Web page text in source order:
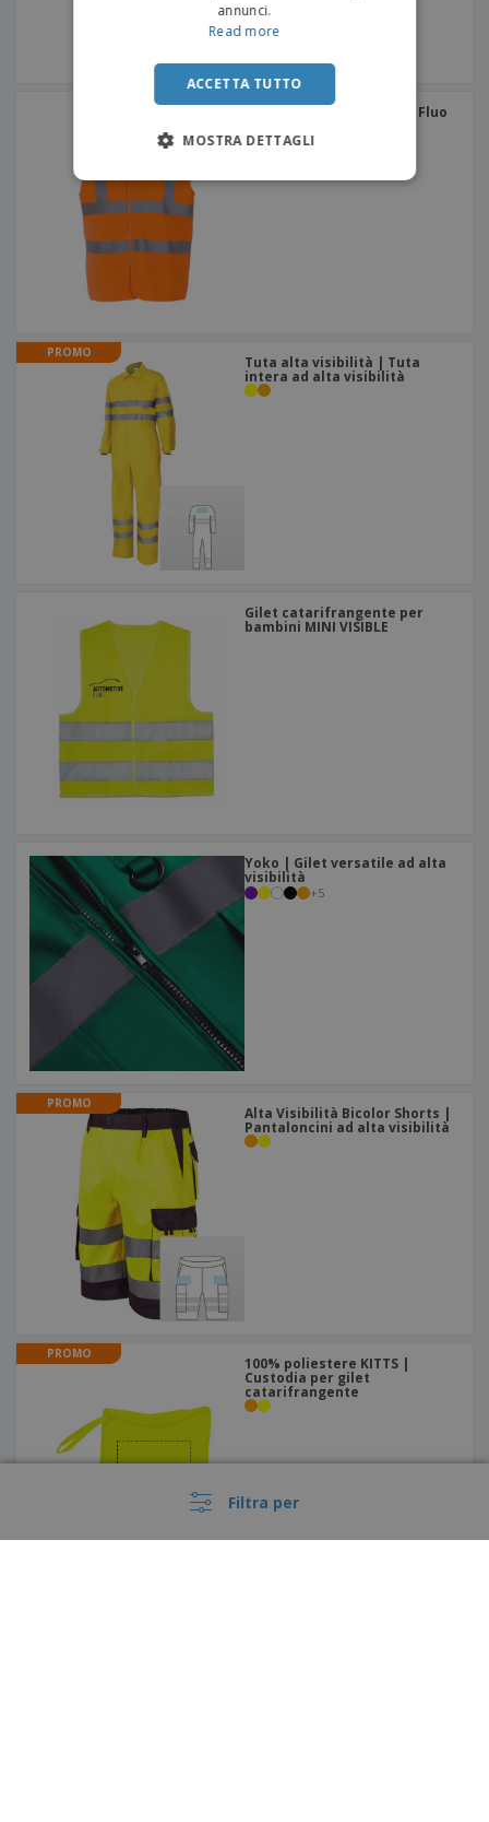
Filtra per
Yoko | Gilet di sicurezza Fluo
PROMO
Tuta alta visibilità | Tuta
intera ad alta visibilità
Gilet catarifrangente per
bambini MINI VISIBLE
Yoko | Gilet versatile ad alta
visibilità
+5
PROMO
Alta Visibilità Bicolor Shorts |
Pantaloncini ad alta visibilità
PROMO
100% poliestere KITTS |
Custodia per gilet
catarifrangente
annunci.
Read more
ACCETTA TUTTO
MOSTRA DETTAGLI